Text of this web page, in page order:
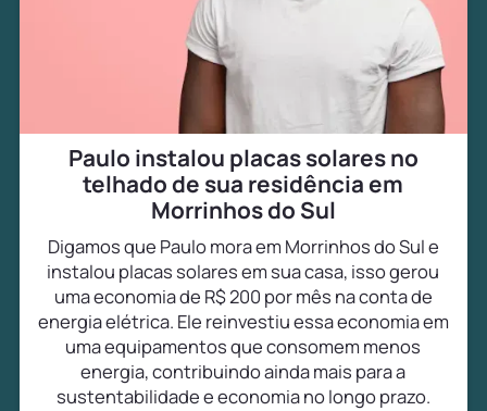
Paulo instalou placas solares no
telhado de sua residência em
Morrinhos do Sul
Digamos que Paulo mora em Morrinhos do Sul e
instalou placas solares em sua casa, isso gerou
uma economia de R$ 200 por mês na conta de
energia elétrica. Ele reinvestiu essa economia em
uma equipamentos que consomem menos
energia, contribuindo ainda mais para a
sustentabilidade e economia no longo prazo.